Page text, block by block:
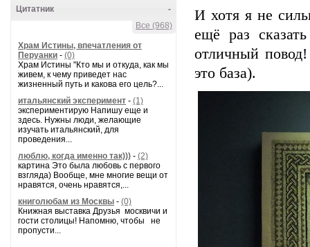
-
Цитатник
Все (968)
Храм Истины, впечатления от
Перуанки - (0)
Храм Истины "Кто мы и откуда, как мы
живем, к чему приведет нас
жизненный путь и какова его цель?...
итальянский эксперимент - (1)
экспериментирую Напишу еще и
здесь. Нужны люди, желающие
изучать итальянский, для
проведения...
люблю, когда именно так))) - (2)
картина Это была любовь с первого
взгляда) Вообще, мне многие вещи от
нравятся, очень нравятся,...
книголюбам из Москвы - (0)
Книжная выставка Друзья москвичи и
гости столицы! Напомню, чтобы не
пропусти...
И хотя я не
ещё раз
отличный
это база).